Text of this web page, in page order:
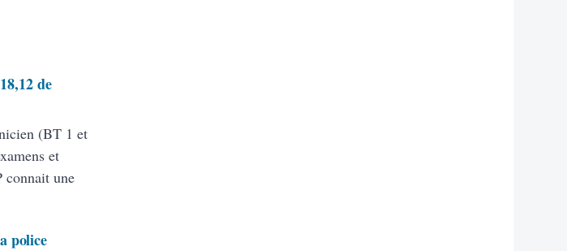
de
(BT 1 et
et
connait une
police